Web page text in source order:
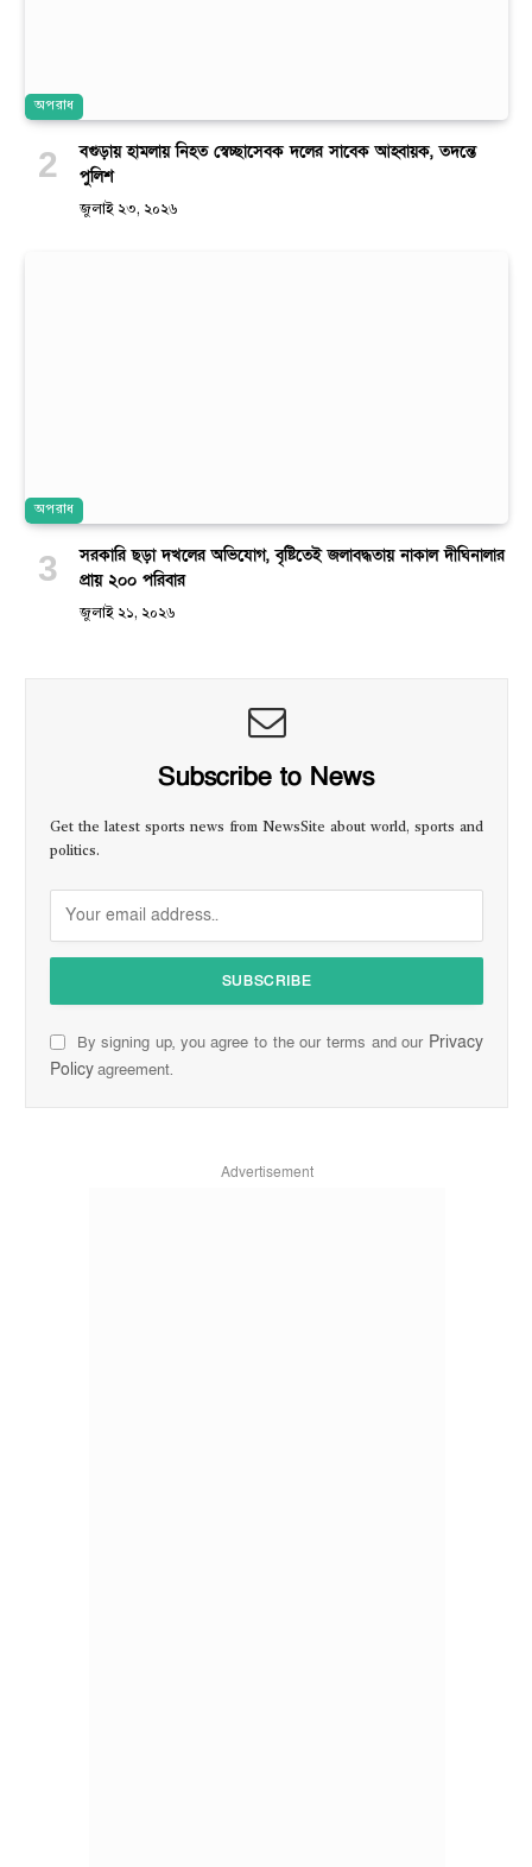
অপরাধ
বগুড়ায় হামলায় নিহত স্বেচ্ছাসেবক দলের সাবেক আহ্বায়ক, তদন্তে
পুলিশ
জুলাই ২৩, ২০২৬
অপরাধ
সরকারি ছড়া দখলের অভিযোগ, বৃষ্টিতেই জলাবদ্ধতায় নাকাল দীঘিনালার
প্রায় ২০০ পরিবার
জুলাই ২১, ২০২৬
Subscribe to News
Get the latest sports news from NewsSite about world, sports and
politics.
By signing up, you agree to the our terms and our Privacy
Policyagreement.
Advertisement